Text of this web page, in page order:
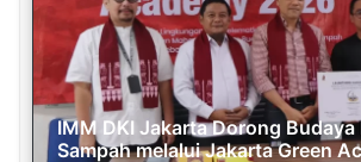
IMM DKI Jakarta Dorong Budaya
Sampah melalui Jakarta Green